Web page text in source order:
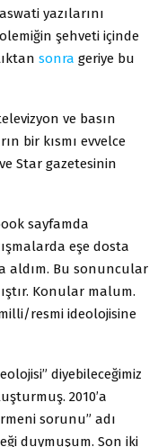
yazılarını
şehveti içinde
sonra geriye bu
ve basın
bir kısmı evvelce
Star gazetesinin
sayfamda
eşe dosta
aldım. Bu sonuncular
Konular malum.
resmi ideolojisine
diyebileceğimiz
2010’a
sorunu” adı
duymuşum. Son iki